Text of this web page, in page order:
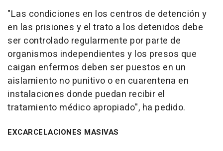
"Las condiciones en los centros de detención y
en las prisiones y el trato a los detenidos debe
ser controlado regularmente por parte de
organismos independientes y los presos que
caigan enfermos deben ser puestos en un
aislamiento no punitivo o en cuarentena en
instalaciones donde puedan recibir el
tratamiento médico apropiado", ha pedido.
EXCARCELACIONES MASIVAS